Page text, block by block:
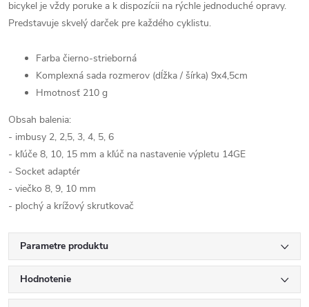
bicykel je vždy poruke a k dispozícii na rýchle jednoduché opravy.
Predstavuje skvelý darček pre každého cyklistu.
Farba čierno-strieborná
Komplexná sada rozmerov (dĺžka / šírka) 9x4,5cm
Hmotnosť 210 g
Obsah balenia:
- imbusy 2, 2,5, 3, 4, 5, 6
- kľúče 8, 10, 15 mm a kľúč na nastavenie výpletu 14GE
- Socket adaptér
- viečko 8, 9, 10 mm
- plochý a krížový skrutkovač
Parametre produktu
Hodnotenie